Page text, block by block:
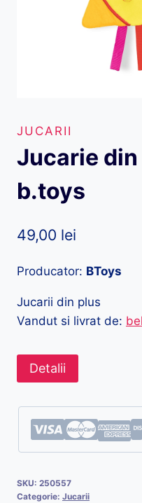
JUCARII
Jucarie
b.toys
49,00 lei
Producator: BToys
Jucarii din plus
Vandut si livrat de:
Detalii
SKU: 250557
Categorie: Jucarii